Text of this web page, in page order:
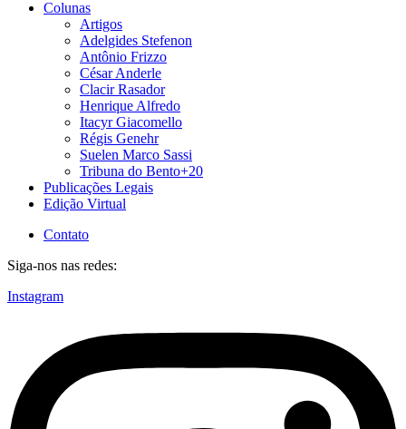
Colunas
Artigos
Adelgides Stefenon
Antônio Frizzo
César Anderle
Clacir Rasador
Henrique Alfredo
Itacyr Giacomello
Régis Genehr
Suelen Marco Sassi
Tribuna do Bento+20
Publicações Legais
Edição Virtual
Contato
Siga-nos nas redes:
Instagram